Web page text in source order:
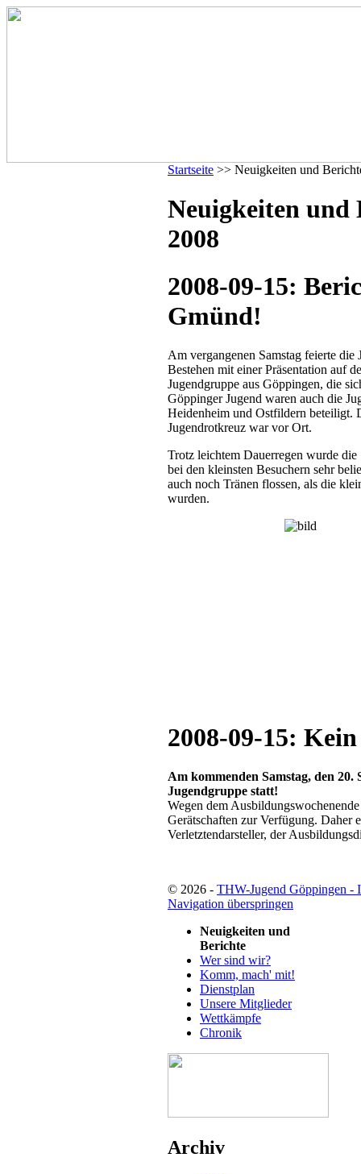
Startseite >> Neuigkeiten und
Neuigkeiten und
2008
2008-09-15:
Gmünd!
Am vergangenen Samstag feierte
Bestehen mit einer Präsentation auf
Jugendgruppe aus Göppingen, die
Göppinger Jugend waren auch die
Heidenheim und Ostfildern beteiligt.
Jugendrotkreuz war vor Ort.
Trotz leichtem Dauerregen wurde
bei den kleinsten Besuchern sehr
auch noch Tränen flossen, als die
wurden.
2008-09-15:
Am kommenden Samstag, den
Jugendgruppe statt!
Wegen dem
Gerätschaften zur Verfügung. Daher
Verletztendarsteller, der
© 2026 - THW-Jugend Göppingen -
Navigation überspringen
Neuigkeiten und
Berichte
Wer sind wir?
Komm, mach' mit!
Dienstplan
Unsere Mitglieder
Wettkämpfe
Chronik
Archiv